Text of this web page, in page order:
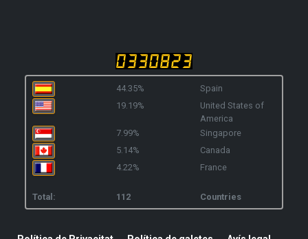
44.35%
Spain
19.19%
United States of
America
7.99%
Singapore
5.14%
Canada
4.22%
France
Total: 112 Countries